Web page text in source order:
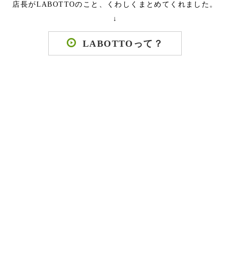
店長がLABOTTOのこと、くわしくまとめてくれました。
↓
LABOTTOって？